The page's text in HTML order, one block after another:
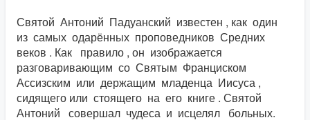
Святой Антоний Падуанский известен , как один
из самых одарённых проповедников Средних
веков . Как правило , он изображается
разговаривающим со Святым Франциском
Ассизским или держащим младенца Иисуса ,
сидящего или стоящего на его книге . Святой
Антоний совершал чудеса и исцелял больных.